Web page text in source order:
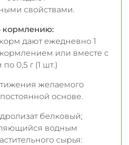
свойствами.
кормлению:
дают ежедневно 1
или вместе с
0,5 г (1 шт.)
желаемого
основе.
белковый;
водным
сырья: